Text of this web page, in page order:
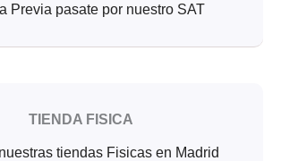
Previa pasate por nuestro SAT
TIENDA FISICA
tiendas Fisicas en Madrid